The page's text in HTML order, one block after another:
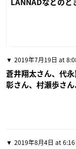
LANNADなどのと
2019年7月19日 at
蒼井翔太さん、代
彰さん、村瀬歩さ
2019年8月4日 at 6:16